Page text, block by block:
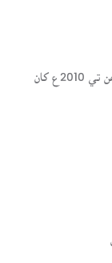
سنڌسلامت ڪتاب گهر ھڪ آن لائين لائبريري آھي، جنھن تي 2010ع کان